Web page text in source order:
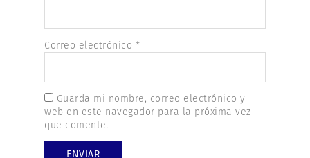
Correo electrónico *
Guarda mi nombre, correo electrónico y
web en este navegador para la próxima vez
que comente.